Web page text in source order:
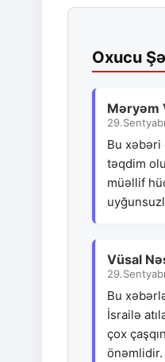
Oxucu
Məryəm
Bu xəbəri
təqdim
müəllif
Vüsal
Bu
İsrailə
çox